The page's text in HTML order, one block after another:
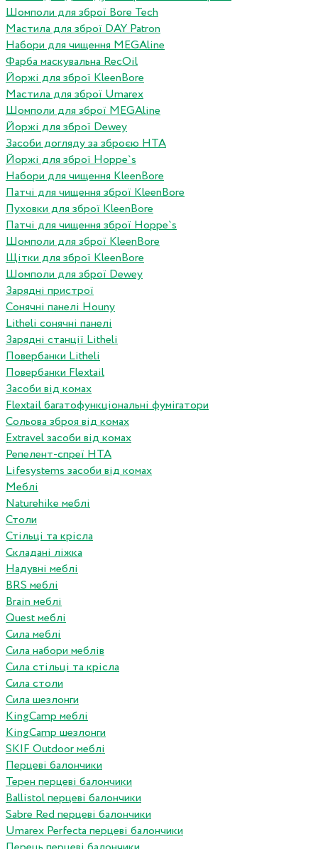
Шомполи для зброї Bore Tech
Мастила для зброї DAY Patron
Набори для чищення MEGAline
Фарба маскувальна RecOil
Йоржі для зброї KleenBore
Мастила для зброї Umarex
Шомполи для зброї MEGAline
Йоржі для зброї Dewey
Засоби догляду за зброєю HTA
Йоржі для зброї Hoppe`s
Набори для чищення KleenBore
Патчі для чищення зброї KleenBore
Пуховки для зброї KleenBore
Патчі для чищення зброї Hoppe`s
Шомполи для зброї KleenBore
Щітки для зброї KleenBore
Шомполи для зброї Dewey
Зарядні пристрої
Сонячні панелі Houny
Litheli сонячні панелі
Зарядні станції Litheli
Повербанки Litheli
Повербанки Flextail
Засоби від комах
Flextail багатофункціональні фумігатори
Сольова зброя від комах
Extravel засоби від комах
Репелент-спреї HTA
Lifesystems засоби від комах
Меблі
Naturehike меблі
Столи
Стільці та крісла
Складані ліжка
Надувні меблі
BRS меблі
Brain меблі
Quest меблі
Сила меблі
Сила набори меблів
Сила стільці та крісла
Сила столи
Сила шезлонги
KingCamp меблі
KingCamp шезлонги
SKIF Outdoor меблі
Перцеві балончики
Терен перцеві балончики
Ballistol перцеві балончики
Sabre Red перцеві балончики
Umarex Perfecta перцеві балончики